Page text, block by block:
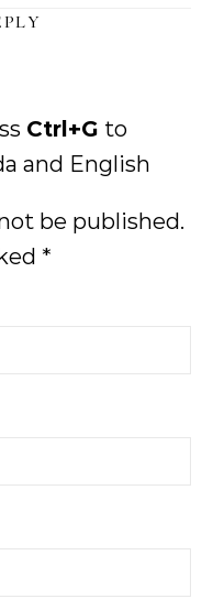
Ctrl+G to
and English
be published.
*